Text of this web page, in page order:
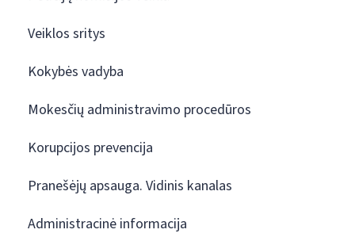
Veiklos sritys
Kokybės vadyba
Mokesčių administravimo procedūros
Korupcijos prevencija
Pranešėjų apsauga. Vidinis kanalas
Administracinė informacija